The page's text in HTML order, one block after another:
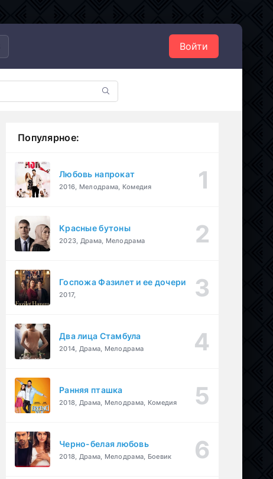
Войти
Популярное:
Любовь напрокат
2016, Мелодрама, Комедия
Красные бутоны
2023, Драма, Мелодрама
Госпожа Фазилет и ее дочери
2017,
Два лица Стамбула
2014, Драма, Мелодрама
Ранняя пташка
2018, Драма, Мелодрама, Комедия
Черно-белая любовь
2018, Драма, Мелодрама, Боевик